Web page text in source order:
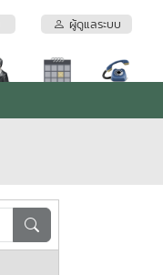
ผู้ดูแลระบบ